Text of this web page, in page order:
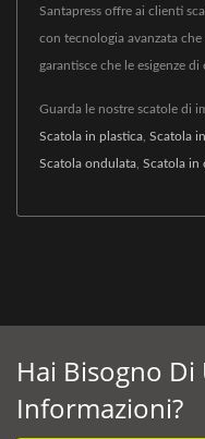
Santapress offre ai clienti
con tecnologia avanzata
garantisce che le esigenze
Guarda le nostre scatole di
Scatola in plastica, Scatola
Scatola ondulata, Scatola in
Hai Bisogno
Informazioni?